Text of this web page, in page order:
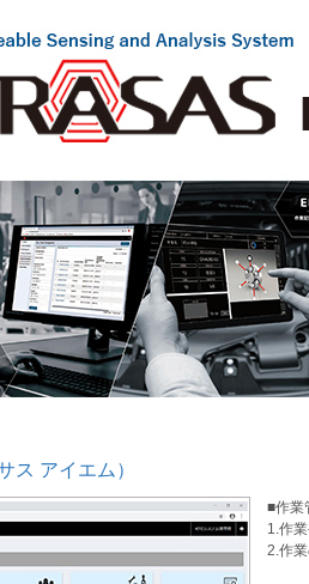
ス アイエム）
■作業
1.作
2.作